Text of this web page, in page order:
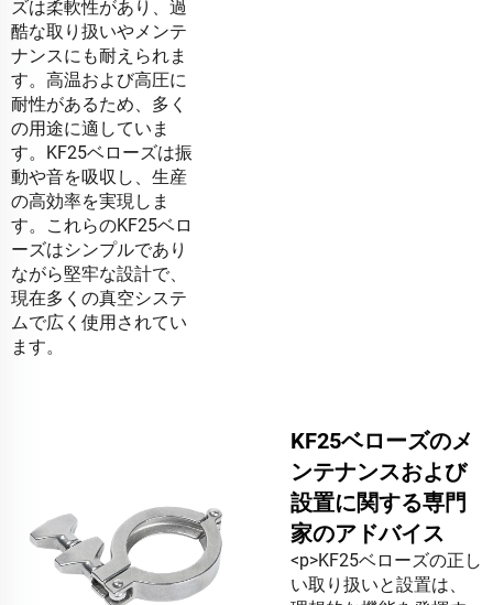
ズは柔軟性があり、過
酷な取り扱いやメンテ
ナンスにも耐えられま
す。高温および高圧に
耐性があるため、多く
の用途に適していま
す。KF25ベローズは振
動や音を吸収し、生産
の高効率を実現しま
す。これらのKF25ベロ
ーズはシンプルであり
ながら堅牢な設計で、
現在多くの真空システ
ムで広く使用されてい
ます。
KF25ベローズのメ
ンテナンスおよび
設置に関する専門
家のアドバイス
<p>KF25ベローズの正し
い取り扱いと設置は、